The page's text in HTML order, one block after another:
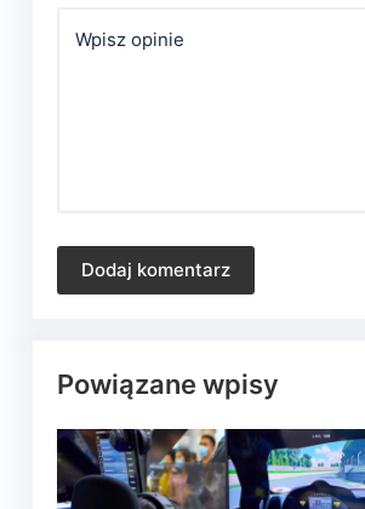
Wpisz opinie
Dodaj komentarz
Powiązane wpisy